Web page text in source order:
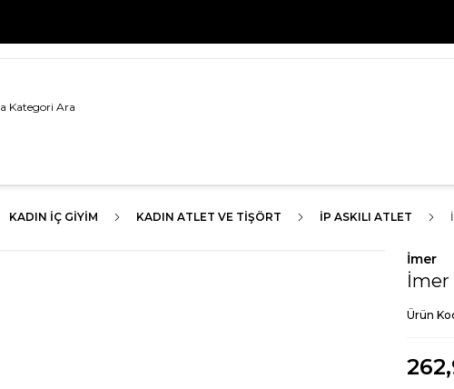
KADIN İÇ GIYIM KADIN ATLET VE TIŞÖRT İP ASKILI ATLET
İmer
İmer
Ürün